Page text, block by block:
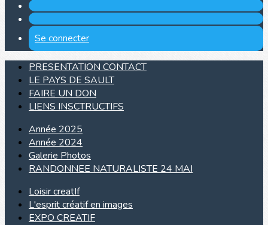
Se connecter
PRESENTATION CONTACT
LE PAYS DE SAULT
FAIRE UN DON
LIENS INSCTRUCTIFS
Année 2025
Année 2024
Galerie Photos
RANDONNEE NATURALISTE 24 MAI
Loisir creatIf
L'esprit créatif en images
EXPO CREATIF